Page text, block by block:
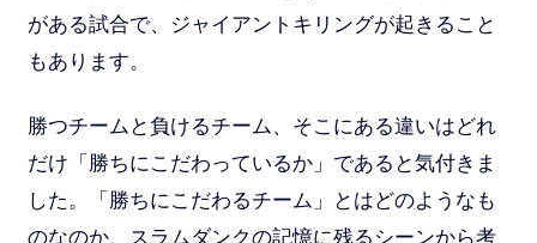
がある試合で、ジャイアントキリングが起きること
もあります。
勝つチームと負けるチーム、そこにある違いはどれ
だけ「勝ちにこだわっているか」であると気付きま
した。「勝ちにこだわるチーム」とはどのようなも
のなのか、スラムダンクの記憶に残るシーンから考